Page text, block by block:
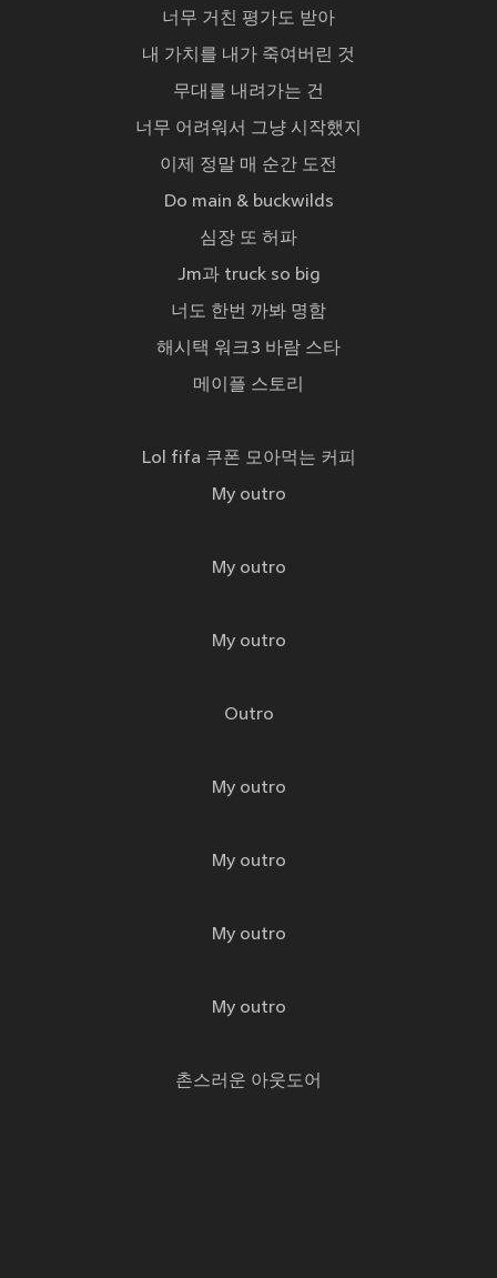
너무 거친 평가도 받아
내 가치를 내가 죽여버린 것
무대를 내려가는 건
너무 어려워서 그냥 시작했지
이제 정말 매 순간 도전
Do main & buckwilds
심장 또 허파
Jm과 truck so big
너도 한번 까봐 명함
해시택 워크3 바람 스타
메이플 스토리
Lol fifa 쿠폰 모아먹는 커피
My outro
My outro
My outro
Outro
My outro
My outro
My outro
My outro
촌스러운 아웃도어